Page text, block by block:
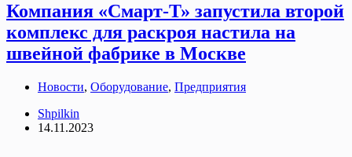
Компания «Смарт-Т» запустила второй
комплекс для раскроя настила на
швейной фабрике в Москве
Новости, Оборудование, Предприятия
Shpilkin
14.11.2023